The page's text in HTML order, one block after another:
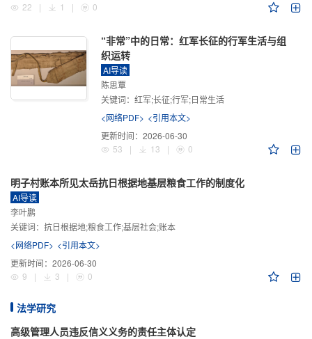
22
| 1 | 0
“非常”中的日常：红军长征的行军生活与组
织运转
AI导读
陈思覃
关键词： 红军;长征;行军;日常生活
<网络PDF> <引用本文>
更新时间： 2026-06-30
53
| 13 | 0
明子村账本所见太岳抗日根据地基层粮食工作的制度化
AI导读
李叶鹏
关键词： 抗日根据地;粮食工作;基层社会;账本
<网络PDF> <引用本文>
更新时间： 2026-06-30
9
| 3 | 0
法学研究
高级管理人员违反信义义务的责任主体认定